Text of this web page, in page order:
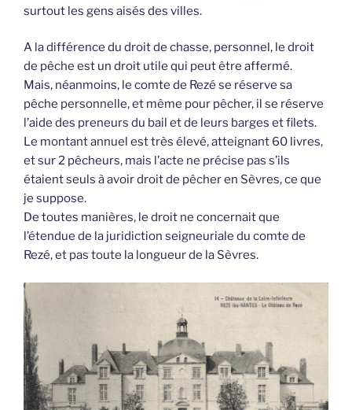
surtout les gens aisés des villes.
A la différence du droit de chasse, personnel, le droit
de pêche est un droit utile qui peut être affermé.
Mais, néanmoins, le comte de Rezé se réserve sa
pêche personnelle, et même pour pêcher, il se réserve
l’aide des preneurs du bail et de leurs barges et filets.
Le montant annuel est très élevé, atteignant 60 livres,
et sur 2 pêcheurs, mais l’acte ne précise pas s’ils
étaient seuls à avoir droit de pêcher en Sèvres, ce que
je suppose.
De toutes manières, le droit ne concernait que
l’étendue de la juridiction seigneuriale du comte de
Rezé, et pas toute la longueur de la Sèvres.